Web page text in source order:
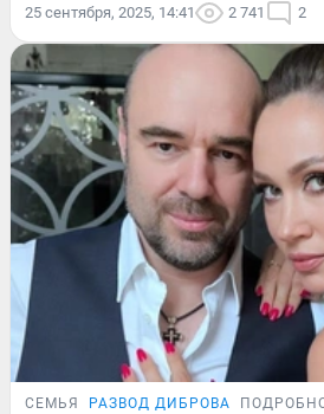
25 сентября, 2025, 14:41 2 741 2
СЕМЬЯ РАЗВОД ДИБРОВА